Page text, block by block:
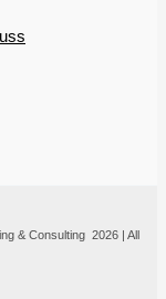
& Consulting 2026 | All